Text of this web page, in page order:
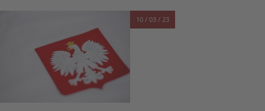
10 / 03 / 23